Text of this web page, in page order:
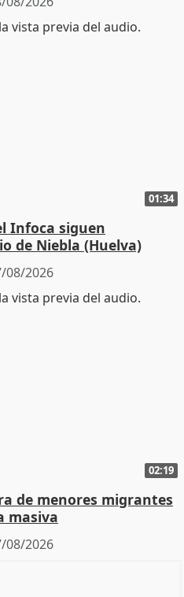
01:34
Infoca siguen
de Niebla (Huelva)
08/2026
02:19
de menores migrantes
masiva
08/2026